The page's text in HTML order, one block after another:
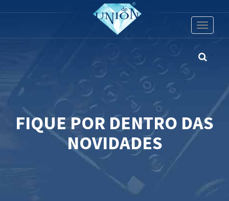
Toggle
FIQUE POR DENTRO DAS
NOVIDADES